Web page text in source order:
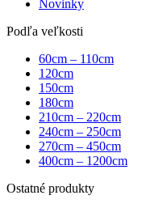
Novinky
Podľa veľkosti
60cm – 110cm
120cm
150cm
180cm
210cm – 220cm
240cm – 250cm
270cm – 450cm
400cm – 1200cm
Ostatné produkty